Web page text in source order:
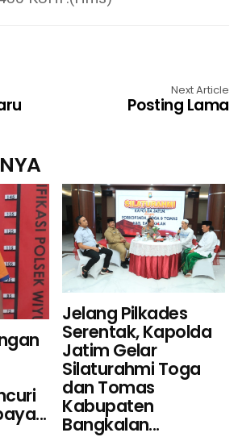
Next Article
Posting Lama
Jelang Pilkades
Serentak, Kapolda
Jatim Gelar
Silaturahmi Toga
dan Tomas
Kabupaten
Bangkalan...